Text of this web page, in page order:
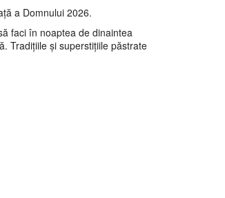
a Domnului 2026.
faci în noaptea de dinaintea
Tradițiile și superstițiile păstrate